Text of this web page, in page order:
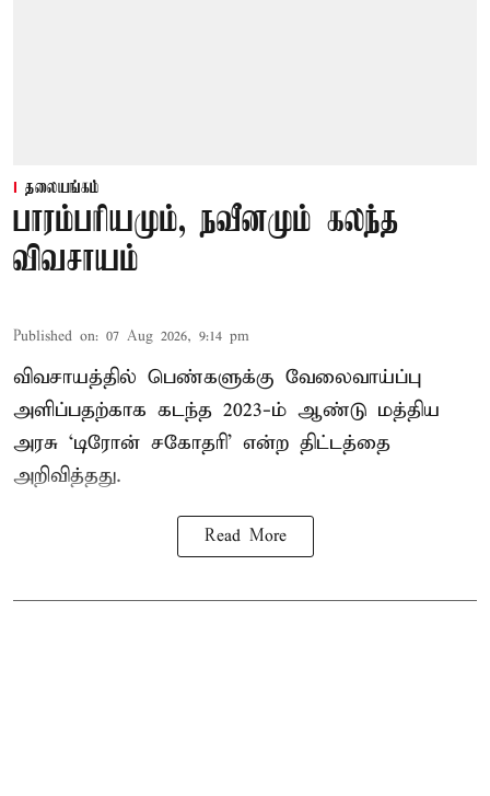
தலையங்கம்
பாரம்பரியமும், நவீனமும் கலந்த
விவசாயம்
Published on: 07 Aug 2026, 9:14 pm
விவசாயத்தில் பெண்களுக்கு வேலைவாய்ப்பு
அளிப்பதற்காக கடந்த 2023-ம் ஆண்டு மத்திய
அரசு ‘டிரோன் சகோதரி’ என்ற திட்டத்தை
அறிவித்தது.
Read More